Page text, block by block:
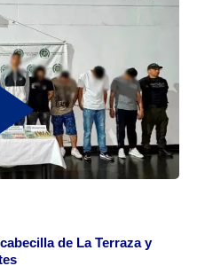
de La Terraza y